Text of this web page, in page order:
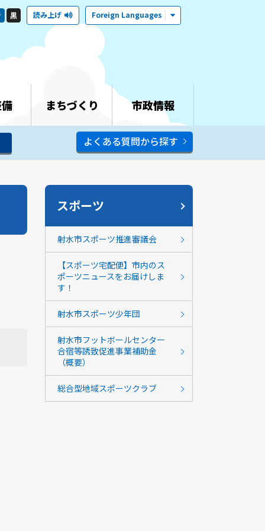
黒 読み上げ Foreign Languages
まちづくり 市政情報
よくある質問から探す
スポーツ
射水市スポーツ推進審議会
【スポーツ宅配便】市内のス
ポーツニュースをお届けしま
す！
射水市スポーツ少年団
射水市フットボールセンター
合宿等誘致促進事業補助金
（概要）
総合型地域スポーツクラブ